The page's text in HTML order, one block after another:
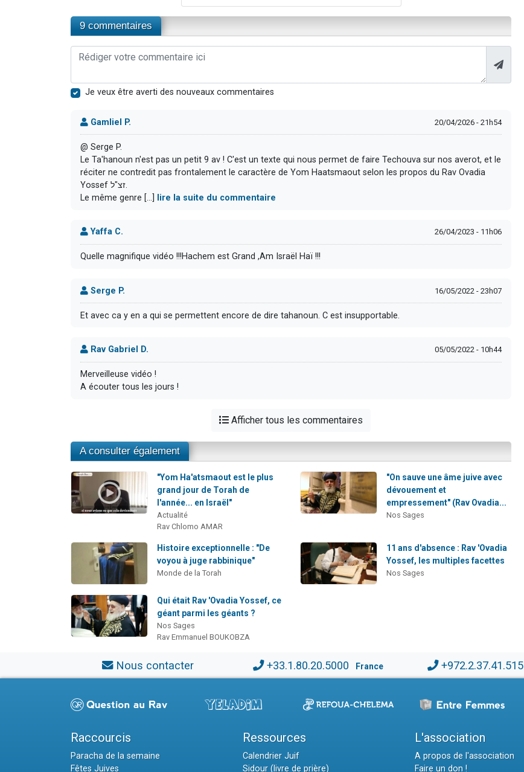
9 commentaires
Je veux être averti des nouveaux commentaires
Gamliel P. 20/04/2026 - 21h54
@ Serge P.
Le Ta'hanoun n'est pas un petit 9 av ! C'est un texte qui nous permet de faire Techouva sur nos averot, et le
réciter ne contredit pas frontalement le caractère de Yom Haatsmaout selon les propos du Rav Ovadia
Yossef זצ"ל.
Le même genre [...]
lire la suite du commentaire
Yaffa C. 26/04/2023 - 11h06
Quelle magnifique vidéo !!!Hachem est Grand ,Am Israël Haï !!!
Serge P. 16/05/2022 - 23h07
Et avec ca y en a qui se permettent encore de dire tahanoun. C est insupportable.
Rav Gabriel D. 05/05/2022 - 10h44
Merveilleuse vidéo !
A écouter tous les jours !
Afficher tous les commentaires
A consulter également
"Yom Ha'atsmaout est le plus
grand jour de Torah de
l'année... en Israël"
Actualité
Rav Chlomo AMAR
"On sauve une âme juive avec
dévouement et
empressement" (Rav Ovadia...
Nos Sages
Histoire exceptionnelle : "De
voyou à juge rabbinique"
Monde de la Torah
11 ans d'absence : Rav 'Ovadia
Yossef, les multiples facettes
Nos Sages
Qui était Rav 'Ovadia Yossef, ce
géant parmi les géants ?
Nos Sages
Rav Emmanuel BOUKOBZA
Nous contacter +33.1.80.20.5000 France +972.2.37.41.515
Raccourcis
Paracha de la semaine
Fêtes Juives
Ressources
Calendrier Juif
Sidour (livre de prière)
L'association
A propos de l'association
Faire un don !